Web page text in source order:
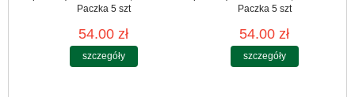
Paczka 5 szt
54.00 zł
szczegóły
Paczka 5 szt
54.00 zł
szczegóły